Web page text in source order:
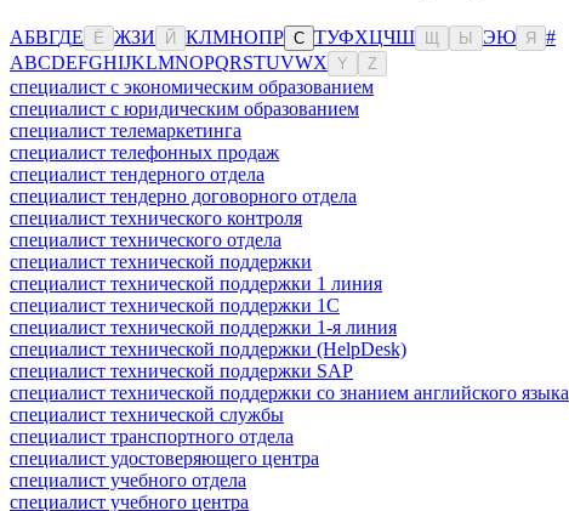
АБВГДЕ Ё ЖЗИ Й КЛМНОПР С ТУФХЦЧШ Ы ЭЮ Я
#
ABCDEFGHIJKLMNOPQRSTUVWX Y Z
специалист с экономическим образованием
специалист с юридическим образованием
специалист телемаркетинга
специалист телефонных продаж
специалист тендерного отдела
специалист тендерно договорного отдела
специалист технического контроля
специалист технического отдела
специалист технической поддержки
специалист технической поддержки 1 линия
специалист технической поддержки 1С
специалист технической поддержки 1-я линия
специалист технической поддержки (HelpDesk)
специалист технической поддержки SAP
специалист технической поддержки со знанием английского языка
специалист технической службы
специалист транспортного отдела
специалист удостоверяющего центра
специалист учебного отдела
специалист учебного центра